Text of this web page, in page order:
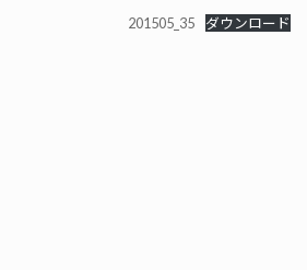
201505_35 ダウンロード